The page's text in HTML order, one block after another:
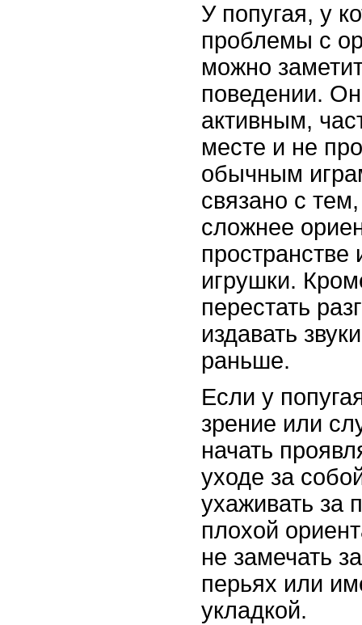
У попугая, у
проблемы с
можно
поведении.
активным,
месте и не
обычным
связано с
сложнее
пространстве
игрушки.
перестать
издавать
раньше.
Если у
зрение или
начать
уходе за
ухаживать за
плохой
не замечать
перьях или
укладкой.